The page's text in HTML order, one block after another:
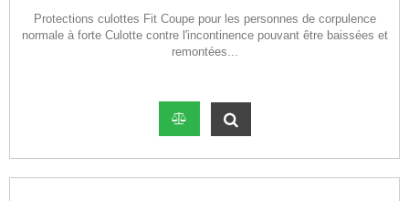
Protections culottes Fit Coupe pour les personnes de corpulence
normale à forte Culotte contre l'incontinence pouvant être baissées et
remontées...